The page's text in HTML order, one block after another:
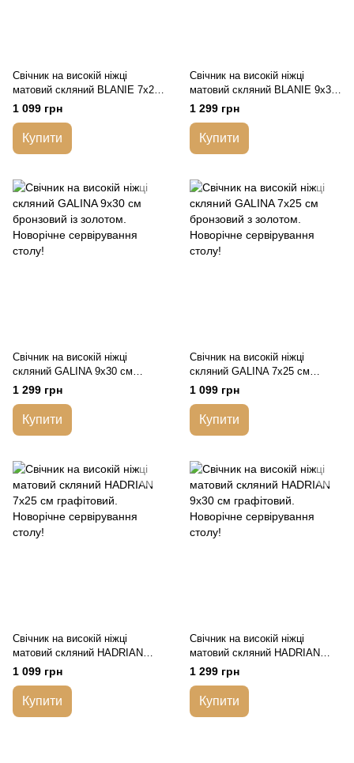
Свічник на високій ніжці
матовий скляний BLANIE 7х25
см рожеве золото. Новорічне
сервірування столу!
1 099 грн
Купити
Свічник на високій ніжці
матовий скляний BLANIE 9х30
см рожеве золото. Новорічне
сервірування столу!
1 299 грн
Купити
Свічник на високій ніжці
скляний GALINA 9х30 см
бронзовий із золотом.
Новорічне сервірування столу!
1 299 грн
Купити
Свічник на високій ніжці
скляний GALINA 7х25 см
бронзовий з золотом.
Новорічне сервірування столу!
1 099 грн
Купити
Свічник на високій ніжці
матовий скляний HADRIAN
7х25 см графітовий. Новорічне
сервірування столу!
1 099 грн
Купити
Свічник на високій ніжці
матовий скляний HADRIAN
9х30 см графітовий. Новорічне
сервірування столу!
1 299 грн
Купити